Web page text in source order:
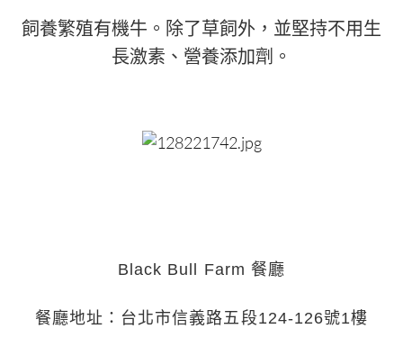
飼養繁殖有機牛。除了草飼外，並堅持不用生
長激素、營養添加劑。
Black Bull Farm 餐廳
餐廳地址：台北市信義路五段124-126號1樓